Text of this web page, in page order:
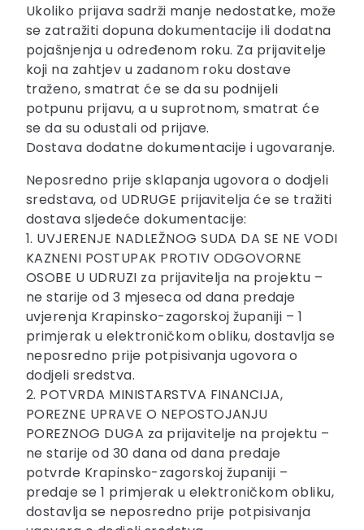
Ukoliko prijava sadrži manje nedostatke, može
se zatražiti dopuna dokumentacije ili dodatna
pojašnjenja u određenom roku. Za prijavitelje
koji na zahtjev u zadanom roku dostave
traženo, smatrat će se da su podnijeli
potpunu prijavu, a u suprotnom, smatrat će
se da su odustali od prijave.
Dostava dodatne dokumentacije i ugovaranje.
Neposredno prije sklapanja ugovora o dodjeli
sredstava, od UDRUGE prijavitelja će se tražiti
dostava sljedeće dokumentacije:
1. UVJERENJE NADLEŽNOG SUDA DA SE NE VODI
KAZNENI POSTUPAK PROTIV ODGOVORNE
OSOBE U UDRUZI za prijavitelja na projektu –
ne starije od 3 mjeseca od dana predaje
uvjerenja Krapinsko-zagorskoj županiji – 1
primjerak u elektroničkom obliku, dostavlja se
neposredno prije potpisivanja ugovora o
dodjeli sredstva.
2. POTVRDA MINISTARSTVA FINANCIJA,
POREZNE UPRAVE O NEPOSTOJANJU
POREZNOG DUGA za prijavitelje na projektu –
ne starije od 30 dana od dana predaje
potvrde Krapinsko-zagorskoj županiji –
predaje se 1 primjerak u elektroničkom obliku,
dostavlja se neposredno prije potpisivanja